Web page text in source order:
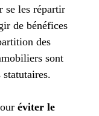
se les répartir
de bénéfices
des
sont
statutaires.
éviter le